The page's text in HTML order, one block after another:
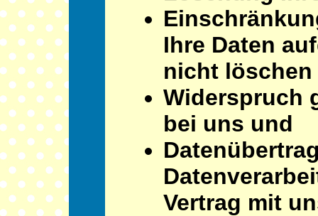
Ihre Daten
nicht löschen
Widerspruch
bei uns und
Vertrag mit